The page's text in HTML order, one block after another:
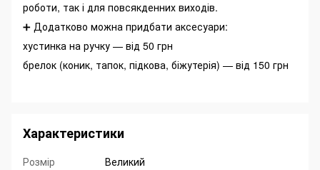
роботи, так і для повсякденних виходів.
➕ Додатково можна придбати аксесуари:
хустинка на ручку — від 50 грн
брелок (коник, тапок, підкова, біжутерія) — від 150 грн
Характеристики
Розмір
Великий